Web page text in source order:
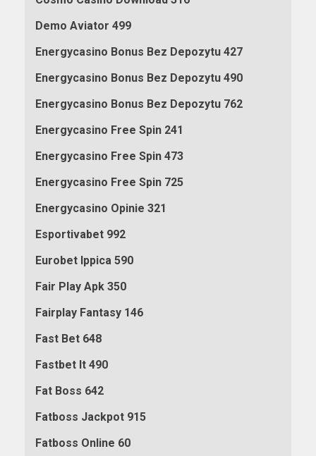
Demo Aviator 499
Energycasino Bonus Bez Depozytu 427
Energycasino Bonus Bez Depozytu 490
Energycasino Bonus Bez Depozytu 762
Energycasino Free Spin 241
Energycasino Free Spin 473
Energycasino Free Spin 725
Energycasino Opinie 321
Esportivabet 992
Eurobet Ippica 590
Fair Play Apk 350
Fairplay Fantasy 146
Fast Bet 648
Fastbet It 490
Fat Boss 642
Fatboss Jackpot 915
Fatboss Online 60